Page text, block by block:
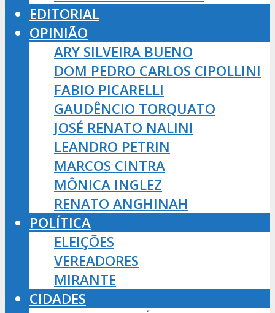
EDITORIAL
OPINIÃO
ARY SILVEIRA BUENO
DOM PEDRO CARLOS CIPOLLINI
FABIO PICARELLI
GAUDÊNCIO TORQUATO
JOSÉ RENATO NALINI
LEANDRO PETRIN
MARCOS CINTRA
MÔNICA INGLEZ
RENATO ANGHINAH
POLÍTICA
ELEIÇÕES
VEREADORES
MIRANTE
CIDADES